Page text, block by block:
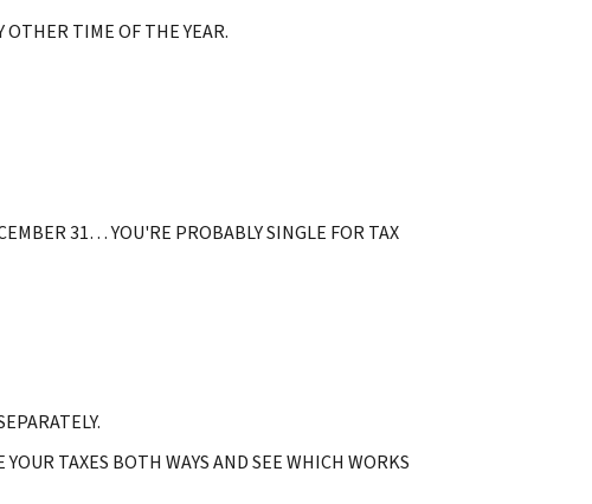
TIME OF THE YEAR.
31… YOU'RE PROBABLY SINGLE FOR TAX
TAXES BOTH WAYS AND SEE WHICH WORKS